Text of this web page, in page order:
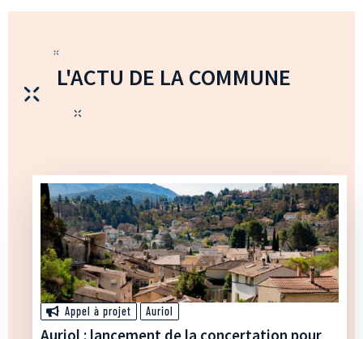
L'ACTU DE LA COMMUNE
Appel à projet Auriol
Auriol : lancement de la concertation pour